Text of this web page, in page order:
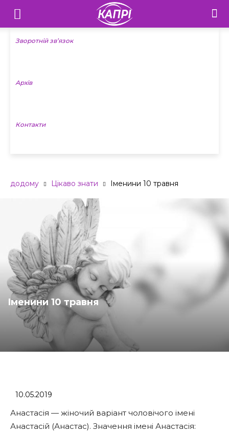
Телебачення
«Капрі»
Новини
Зворотній зв’язок
Архів
Контакти
додому Цікаво знати Іменини 10 травня
Іменини 10 травня
10.05.2019
Анастасія — жіночий варіант чоловічого імені
Анастасій (Анастас). Значення імені Анастасія: